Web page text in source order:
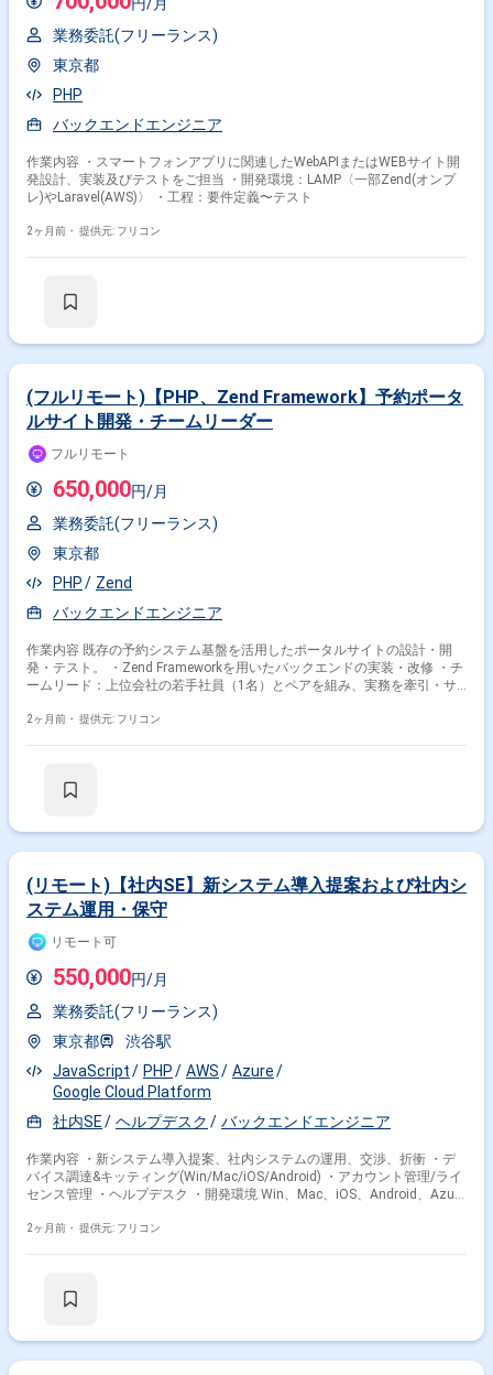
円/月
業務委託(フリーランス)
東京都
PHP
バックエンドエンジニア
作業内容 ・スマートフォンアプリに関連したWebAPIまたはWEBサイト開
発設計、実装及びテストをご担当 ・開発環境：LAMP〈一部Zend(オンプ
レ)やLaravel(AWS)〉 ・工程：要件定義〜テスト
2ヶ月前・ 提供元: フリコン
(フルリモート)【PHP、Zend Framework】予約ポータ
ルサイト開発・チームリーダー
フルリモート
650,000円/月
業務委託(フリーランス)
東京都
PHP
Zend
バックエンドエンジニア
作業内容 既存の予約システム基盤を活用したポータルサイトの設計・開
発・テスト。 ・Zend Frameworkを用いたバックエンドの実装・改修 ・チ
ームリード：上位会社の若手社員（1名）とペアを組み、実務を牽引・サ
朝会・夕会によるリモート進捗管理
2ヶ月前・ 提供元: フリコン
(リモート)【社内SE】新システム導入提案および社内シ
ステム運用・保守
リモート可
550,000円/月
業務委託(フリーランス)
東京都
渋谷駅
JavaScript
PHP AWS
Azure
Google Cloud Platform
社内SE
ヘルプデスク バックエンドエンジニア
作業内容 ・新システム導入提案、社内システムの運用、交渉、折衝 ・デ
バイス調達&キッティング(Win/Mac/iOS/Android) ・アカウント管理/ライ
センス管理 ・ヘルプデスク ・開発環境 Win、Mac、iOS、Android、Azure
2ヶ月前・ 提供元: フリコン